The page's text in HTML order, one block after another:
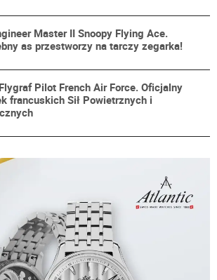
Master II Snoopy Flying Ace.
as przestworzy na tarczy zegarka!
Pilot French Air Force. Oficjalny
francuskich Sił Powietrznych i